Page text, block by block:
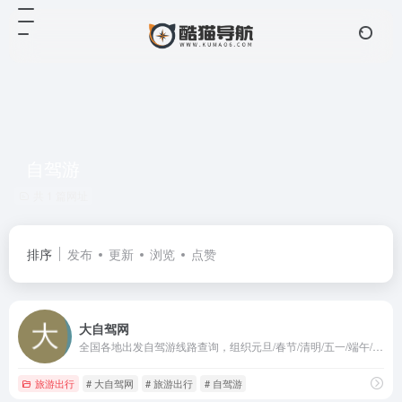
排序 发布 更新 浏览 点赞
大自驾网
全国各地出发自驾游线路查询，组织元旦/春节/清明/五一/端午/中秋/十一国庆自驾游和周末周边自驾游。全国数百家自驾游俱乐部合作，找自驾车旅游网就选大自驾。
旅游出行 # 大自驾网 # 旅游出行 # 自驾游